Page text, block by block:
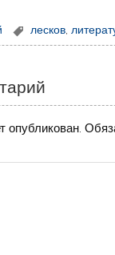
лесков,
опубликован.